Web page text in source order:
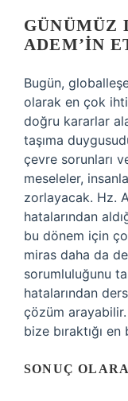
GÜNÜMÜZ
ADEM’IN
Bugün,
olarak en çok
doğru kararlar
taşıma
çevre sorunları
meseleler,
zorlayacak. Hz.
hatalarından
bu dönem için
miras daha da
sorumluluğunu
hatalarından
çözüm arayabilir.
bize bıraktığı
SONUÇ